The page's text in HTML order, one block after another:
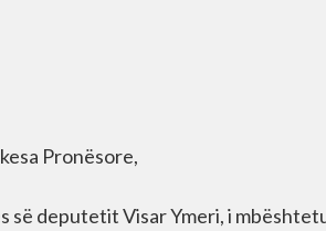
Pronësore,
së deputetit Visar Ymeri, i